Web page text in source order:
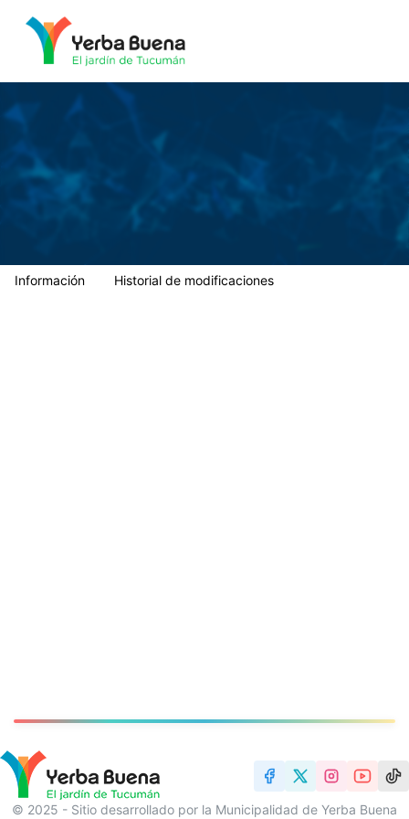
Información Historial de modificaciones
© 2025 - Sitio desarrollado por la Municipalidad de Yerba Buena